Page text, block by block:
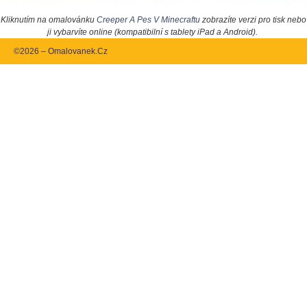
Kliknutím na omalovánku Creeper A Pes V Minecraftu zobrazíte verzi pro tisk nebo
ji vybarvíte online (kompatibilní s tablety iPad a Android).
©2026 – Omalovanek.Cz